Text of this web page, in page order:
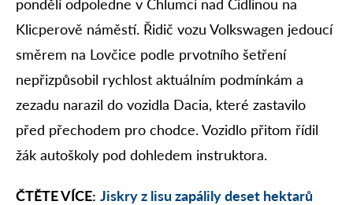
pondělí odpoledne v Chlumci nad Cidlinou na
Klicperově náměstí. Řidič vozu Volkswagen jedoucí
směrem na Lovčice podle prvotního šetření
nepřizpůsobil rychlost aktuálním podmínkám a
zezadu narazil do vozidla Dacia, které zastavilo
před přechodem pro chodce. Vozidlo přitom řídil
žák autoškoly pod dohledem instruktora.
ČTĚTE VÍCE: Jiskry z lisu zapálily deset hektarů